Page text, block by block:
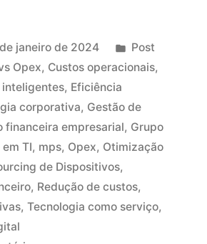
janeiro de 2024
Post
Opex, Custos operacionais,
, Eficiência
corporativa, Gestão de
financeira empresarial, Grupo
TI, mps, Opex, Otimização
de Dispositivos,
, Redução de custos,
, Tecnologia como serviço,